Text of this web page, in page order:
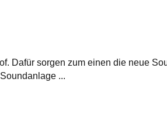
Dafür sorgen zum einen die neue
...